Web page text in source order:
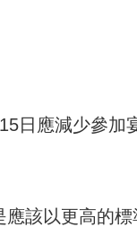
日應減少參加
應該以更高的標